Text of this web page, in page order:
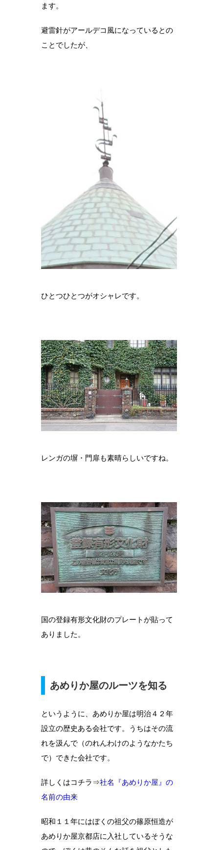
ます。
避雷針がアールデコ風になっているとの
ことでしたが、
ひとつひとつがオシャレです。
レンガの塀・門扉も素晴らしいですね。
国の登録有形文化財のプレートが貼って
ありました。
あめりか屋のルーツを知る
というように、あめりか屋は明治４２年
設立の歴史ある会社です。うちはその流
れを汲んで（のれんわけのようなかたち
で）できた会社です。
詳しくはコチラ⇒社名『あめりか屋』の
名前の由来
昭和１１年にはぼくの祖父の篠原恒造が
あめりか屋京都店に入社しているそうな